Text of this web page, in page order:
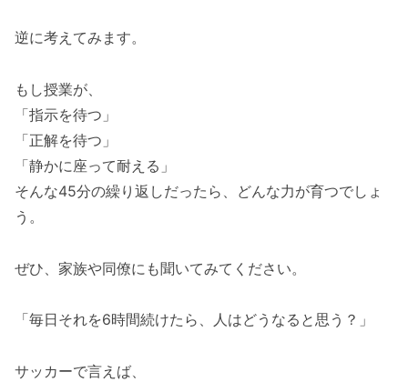
逆に考えてみます。
もし授業が、
「指示を待つ」
「正解を待つ」
「静かに座って耐える」
そんな45分の繰り返しだったら、どんな力が育つでしょ
う。
ぜひ、家族や同僚にも聞いてみてください。
「毎日それを6時間続けたら、人はどうなると思う？」
サッカーで言えば、